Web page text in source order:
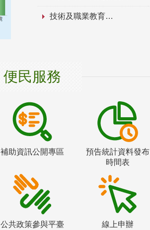
技術及職業教育
便民服務
補助資訊公開專區
預告統計資料發布
時間表
公共政策參與平臺 線上申辦